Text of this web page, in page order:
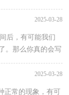
2025-03-28
后，有可能我们
。那么你真的会写
望能...
2025-03-28
正常的现象，有可